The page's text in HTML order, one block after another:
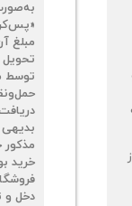
«پس‌کرایه» بوده و
مبلغ آن در زمان
تحویل کالا، مستقیماً
توسط مامور شرکت
حمل‌ونقل از خریدار
دریافت می‌گردد.
بدیهی است هزینه
مذکور خارج از فاکتور
فروشگاه هیچ‌گونه
دخل و تصرفی در